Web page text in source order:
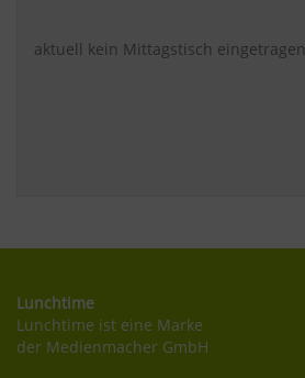
aktuell kein Mittagstisch eingetragen
Lunchtime
Lunchtime ist eine Marke
der Medienmacher GmbH